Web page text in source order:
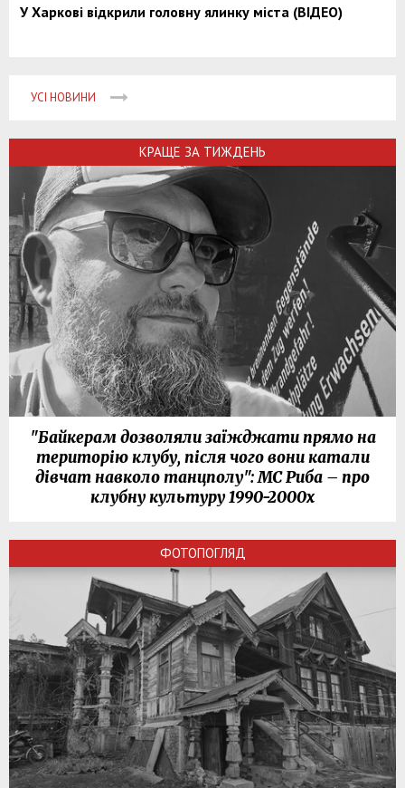
У Харкові відкрили головну ялинку міста (ВІДЕО)
УСІ НОВИНИ
КРАЩЕ ЗА ТИЖДЕНЬ
"Байкерам дозволяли заїжджати прямо на
територію клубу, після чого вони катали
дівчат навколо танцполу": МС Риба – про
клубну культуру 1990-2000х
ФОТОПОГЛЯД